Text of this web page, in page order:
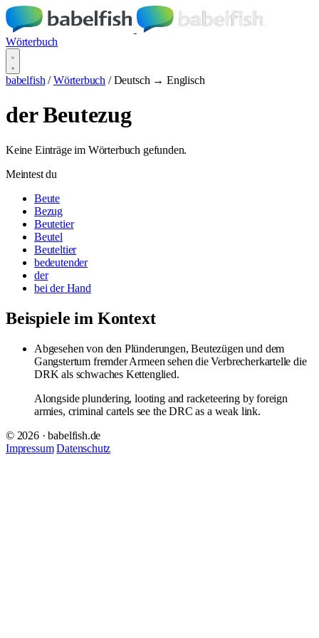
Wörterbuch
babelfish / Wörterbuch / Deutsch → Englisch
der Beutezug
Keine Einträge im Wörterbuch gefunden.
Meintest du
Beute
Bezug
Beutetier
Beutel
Beuteltier
bedeutender
der
bei der Hand
Beispiele im Kontext
Abgesehen von den Plünderungen, Beutezügen und dem
Gangstertum fremder Armeen sehen die Verbrecherkartelle die
DRK als schwaches Kettenglied.
Alongside plundering, looting and racketeering by foreign
armies, criminal cartels see the DRC as a weak link.
© 2026 · babelfish.de
Impressum Datenschutz